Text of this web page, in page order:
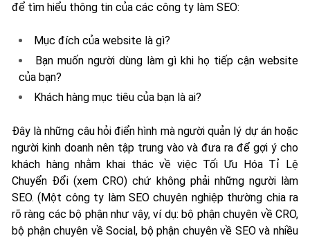
để tìm hiểu thông tin của các công ty làm SEO:
Mục đích của website là gì?
Bạn muốn người dùng làm gì khi họ tiếp cận website
của bạn?
Khách hàng mục tiêu của bạn là ai?
Đây là những câu hỏi điển hình mà người quản lý dự án hoặc
người kinh doanh nên tập trung vào và đưa ra để gợi ý cho
khách hàng nhằm khai thác về việc Tối Ưu Hóa Tỉ Lệ
Chuyển Đổi (xem CRO) chứ không phải những người làm
SEO. (Một công ty làm SEO chuyên nghiệp thường chia ra
rõ ràng các bộ phận như vậy, ví dụ: bộ phận chuyên về CRO,
bộ phận chuyên về Social, bộ phận chuyên về SEO và nhiều